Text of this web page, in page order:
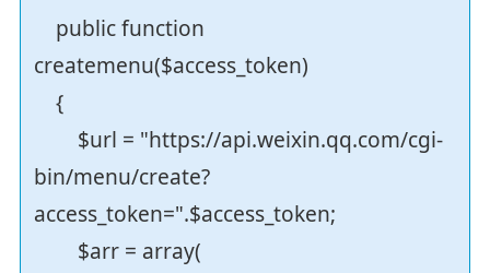
public function
createmenu($access_token)
{
$url = "https://api.weixin.qq.com/cgi-
bin/menu/create?
access_token=".$access_token;
$arr = array(